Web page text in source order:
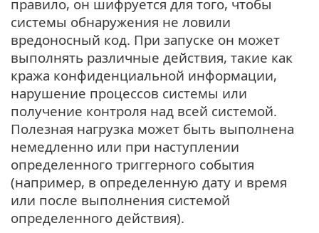
правило, он шифруется для того, чтобы
системы обнаружения не ловили
вредоносный код. При запуске он может
выполнять различные действия, такие как
кража конфиденциальной информации,
нарушение процессов системы или
получение контроля над всей системой.
Полезная нагрузка может быть выполнена
немедленно или при наступлении
определенного триггерного события
(например, в определенную дату и время
или после выполнения системой
определенного действия).